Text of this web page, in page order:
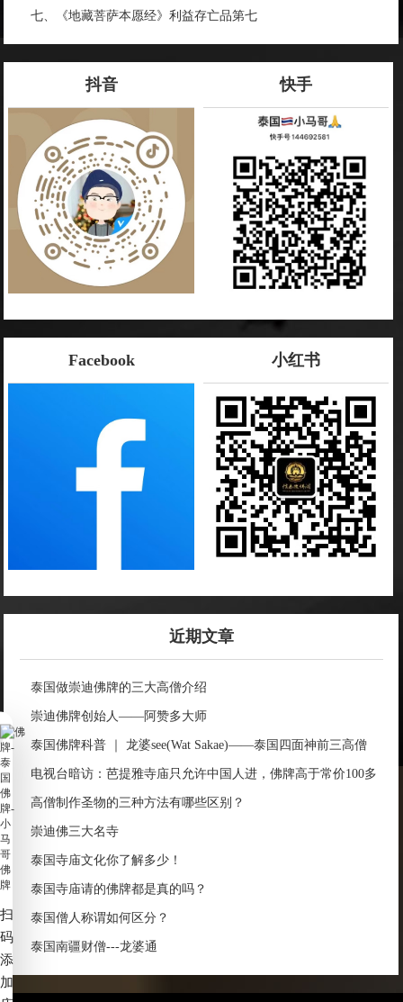
七、《地藏菩萨本愿经》利益存亡品第七
抖音 快手
Facebook 小红书
近期文章
泰国做崇迪佛牌的三大高僧介绍
崇迪佛牌创始人——阿赞多大师
泰国佛牌科普 ｜ 龙婆see(Wat Sakae)——泰国四面神前三高僧
电视台暗访：芭提雅寺庙只允许中国人进，佛牌高于常价100多
倍！
高僧制作圣物的三种方法有哪些区别？
崇迪佛三大名寺
泰国寺庙文化你了解多少！
泰国寺庙请的佛牌都是真的吗？
泰国僧人称谓如何区分？
泰国南疆财僧---龙婆通
扫
码
添
加